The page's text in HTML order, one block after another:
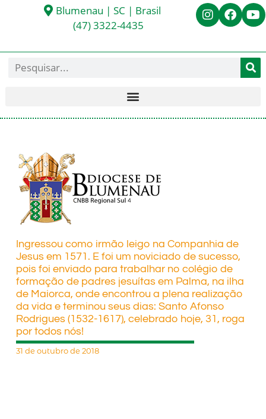
Blumenau | SC | Brasil
(47) 3322-4435
Ingressou como irmão leigo na Companhia de
Jesus em 1571. E foi um noviciado de sucesso,
pois foi enviado para trabalhar no colégio de
formação de padres jesuítas em Palma, na ilha
de Maiorca, onde encontrou a plena realização
da vida e terminou seus dias: Santo Afonso
Rodrigues (1532-1617), celebrado hoje, 31, roga
por todos nós!
31 de outubro de 2018